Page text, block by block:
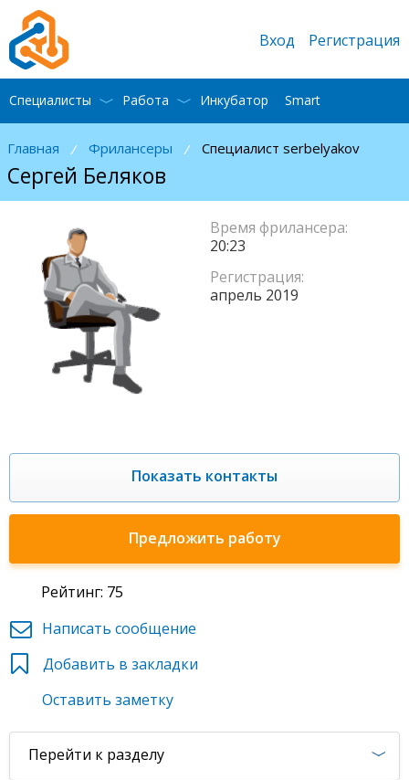
Главная / Фрилансеры / Специалист serbelyakov
Сергей Беляков
Время фрилансера:
20:23
Регистрация:
апрель 2019
Показать контакты
Предложить работу
Рейтинг: 75
Написать сообщение
Добавить в закладки
Оставить заметку
Перейти к разделу
Вход Регистрация
Специалисты Работа Инкубатор Smart